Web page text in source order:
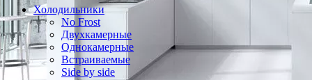
Холодильники
No Frost
Двухкамерные
Однокамерные
Встраиваемые
Side by side